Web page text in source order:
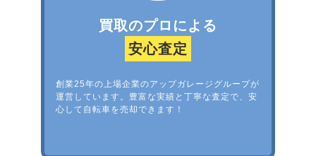
買取のプロによる
安心査定
創業25年の上場企業のアップガレージグループが
運営しています。豊富な実績と丁寧な査定で、安
心して自転車を売却できます！